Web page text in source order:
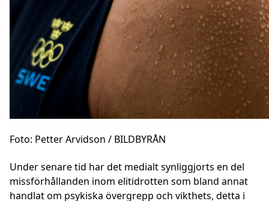
Foto: Petter Arvidson / BILDBYRÅN
Under senare tid har det medialt synliggjorts en del
missförhållanden inom elitidrotten som bland annat
handlat om psykiska övergrepp och vikthets, detta i